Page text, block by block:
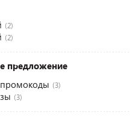
(2)
(2)
предложение
(3)
(3)